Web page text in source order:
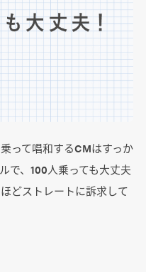
って唱和するCMはすっか
で、100人乗っても大丈夫
どストレートに訴求して